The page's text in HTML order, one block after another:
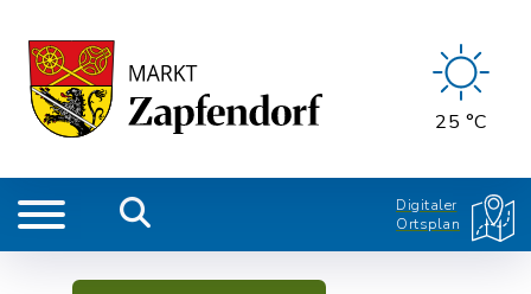
25 °C
Digitaler
Ortsplan